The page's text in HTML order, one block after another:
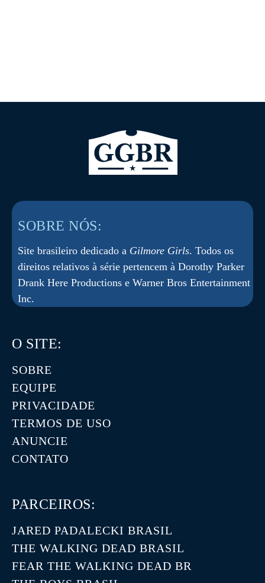
SOBRE NÓS:
Site brasileiro dedicado a Gilmore Girls. Todos os
direitos relativos à série pertencem à Dorothy Parker
Drank Here Productions e Warner Bros Entertainment
Inc.
O SITE:
SOBRE
EQUIPE
PRIVACIDADE
TERMOS DE USO
ANUNCIE
CONTATO
PARCEIROS:
JARED PADALECKI BRASIL
THE WALKING DEAD BRASIL
FEAR THE WALKING DEAD BR